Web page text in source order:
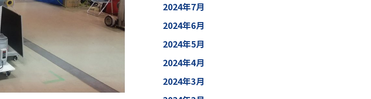
2024年7月
2024年6月
2024年5月
2024年4月
2024年3月